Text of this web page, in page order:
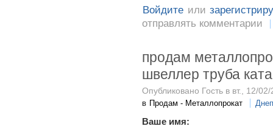
Войдите или
отправлять комментарии
продам
швеллер труба
Опубликовано Гость в вт., 12/
в Продам - Металлопрокат
Ваше имя: